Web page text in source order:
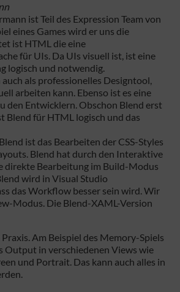
ist Teil des Expression Team von
eines Games wird er uns die
ist HTML die eine
für UIs. Da UIs visuell ist, ist eine
logisch und notwendig.
als professionelles Designtool,
arbeiten kann. Ebenso ist es eine
den Entwicklern. Obschon Blend erst
Blend für HTML logisch und das
ist das Bearbeiten der CSS-Styles
Blend hat durch den Interaktive
direkte Bearbeitung im Build-Modus
wird in Visual Studio
das Workflow besser sein wird. Wir
Modus. Die Blend-XAML-Version
Am Beispiel des Memory-Spiels
Output in verschiedenen Views wie
und Portrait. Das kann auch alles in